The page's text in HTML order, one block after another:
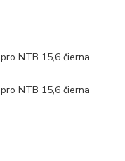
NTB 15,6 čierna
NTB 15,6 čierna